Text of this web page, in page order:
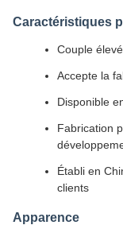
Caractéristiques
Couple
Accepte la
Disponible
Fabrication
Établi en
clients
Apparence